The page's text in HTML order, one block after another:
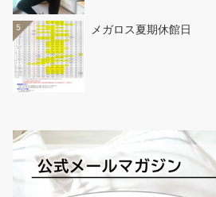
5 メガロス夏期休館日